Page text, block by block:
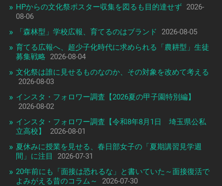
HPからの文化祭ポスター収集を図るも目的達せず 2026-
08-06
「森林型」学校広報、育てるのはブランド
2026-08-05
育てる広報へ、超少子化時代に求められる「農耕型」生徒
募集戦略
2026-08-04
文化祭は誰に見せるものなのか、その対象を改めて考える
2026-08-03
インスタ・フォロワー調査【2026夏の甲子園特別編】
2026-08-02
インスタ・フォロワー調査【令和8年8月1日 埼玉県公私
立高校】
2026-08-01
夏休みに授業を見せる、春日部女子の「夏期講習見学週
間」に注目
2026-07-31
20年前にも「面接は恐れるな」と書いていた～面接復活で
よみがえる昔のコラム～
2026-07-30